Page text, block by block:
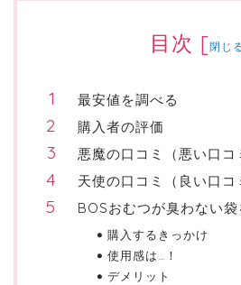
目次 [閉じ
最安値を調べる
購入者の評価
悪魔の口コミ（悪い口コ
天使の口コミ（良い口
BOSおむつが臭わない袋
購入するきっかけ
使用感は…！
デメリット